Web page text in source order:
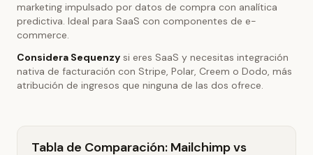
marketing impulsado por datos de compra con analítica
predictiva. Ideal para SaaS con componentes de e-
commerce.
Considera Sequenzy si eres SaaS y necesitas integración
nativa de facturación con Stripe, Polar, Creem o Dodo, más
atribución de ingresos que ninguna de las dos ofrece.
Tabla de Comparación: Mailchimp vs